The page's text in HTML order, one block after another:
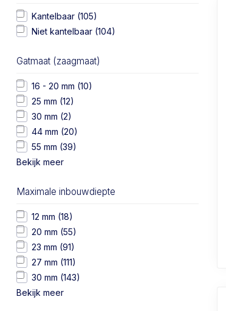
Kantelbaar (105)
Niet kantelbaar (104)
Gatmaat (zaagmaat)
16 - 20 mm (10)
25 mm (12)
30 mm (2)
44 mm (20)
55 mm (39)
Bekijk meer
Maximale inbouwdiepte
12 mm (18)
20 mm (55)
23 mm (91)
27 mm (111)
30 mm (143)
Bekijk meer